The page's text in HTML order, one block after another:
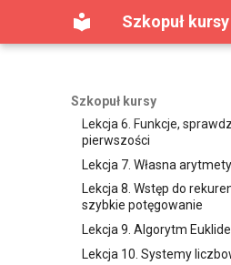
Szkopuł kursy
Szkopuł kursy
Lekcja 5. Tablice (Część 1)
Lekcja 6. Tablice (Część 2)
Lekcja 8. Funkcje (Część 1)
Lekcja 9. Funkcje (Część
Lekcja 10. Powtórzenie
Lekcja 11. Rekurencja
Lekcja 12. Sortowanie
1)
Lekcja 13. Sortowanie
2)
programowania
Lekcja 3. Pętle, tablice
Lekcja 5. Algorytm
Lekcja 6. Funkcje,
pierwszości
Lekcja 7. Własna
Lekcja 8. Wstęp do
szybkie potęgowanie
Lekcja 9. Algorytm
Lekcja 10. Systemy